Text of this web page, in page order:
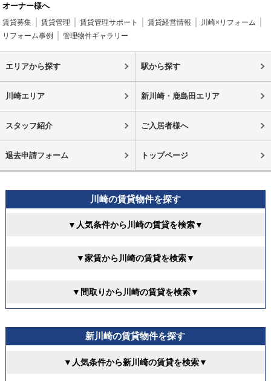
オーナー様へ
賃貸募集 賃貸管理 賃貸管理サポート 賃貸経営情報
川崎×リフォーム
リフォーム事例
管理物件ギャラリー
エリアから探す 駅から探す
川崎エリア 新川崎・鹿島田エリア
スタッフ紹介 ご入居者様へ
退去申請フォーム トップページ
川崎の賃貸物件を探す
▼人気条件から川崎の賃貸を検索▼
▼家賃から川崎の賃貸を検索▼
▼間取りから川崎の賃貸を検索▼
新川崎の賃貸物件を探す
▼人気条件から新川崎の賃貸を検索▼